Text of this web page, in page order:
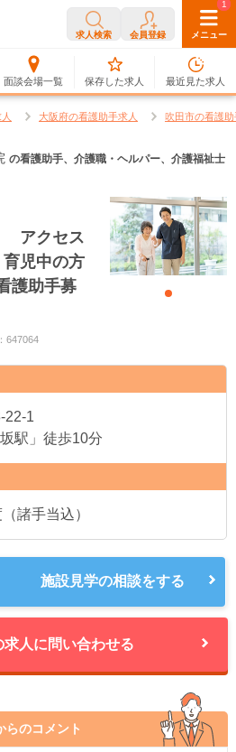
求人検索 会員登録 メニュー
面談会場一覧
0
保存した求人
1
最近見た求人
大阪府の看護助手求人 吹田市の看護
の看護助手、介護職・ヘルパー、介護福祉士
アクセス
児中の方
護助手募
647064
22-1
駅」徒歩10分
諸手当込）
施設見学の相談をする
求人に問い合わせる
らのコメント